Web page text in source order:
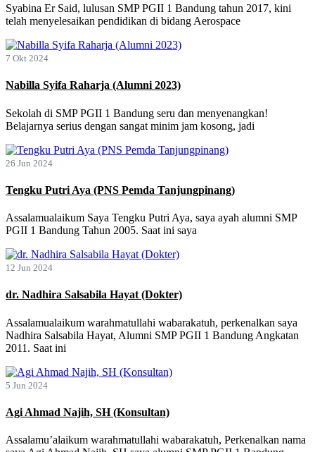
Syabina Er Said, lulusan SMP PGII 1 Bandung tahun 2017, kini
telah menyelesaikan pendidikan di bidang Aerospace
7 Okt 2024
Nabilla Syifa Raharja (Alumni 2023)
Sekolah di SMP PGII 1 Bandung seru dan menyenangkan!
Belajarnya serius dengan sangat minim jam kosong, jadi
26 Jun 2024
Tengku Putri Aya (PNS Pemda Tanjungpinang)
Assalamualaikum Saya Tengku Putri Aya, saya ayah alumni SMP
PGII 1 Bandung Tahun 2005. Saat ini saya
12 Jun 2024
dr. Nadhira Salsabila Hayat (Dokter)
Assalamualaikum warahmatullahi wabarakatuh, perkenalkan saya
Nadhira Salsabila Hayat, Alumni SMP PGII 1 Bandung Angkatan
2011. Saat ini
5 Jun 2024
Agi Ahmad Najih, SH (Konsultan)
Assalamu’alaikum warahmatullahi wabarakatuh, Perkenalkan nama